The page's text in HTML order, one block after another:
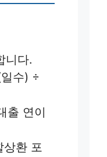
니다.
수) ÷
연이
상환 포